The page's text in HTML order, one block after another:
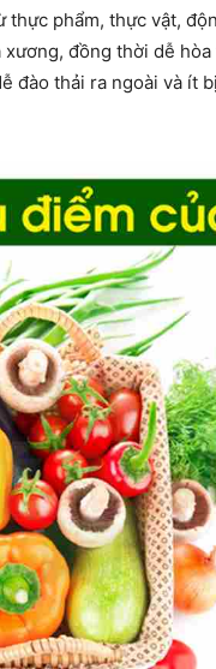
thực phẩm, thực vật,
xương, đồng thời dễ
đào thải ra ngoài và ít